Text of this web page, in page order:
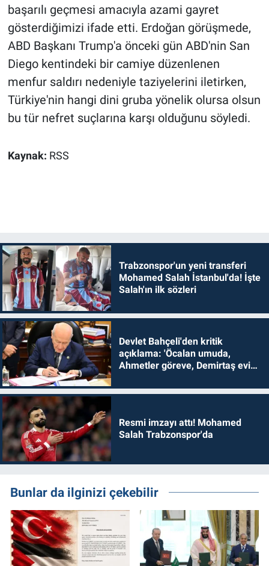
başarılı geçmesi amacıyla azami gayret
gösterdiğimizi ifade etti. Erdoğan görüşmede,
ABD Başkanı Trump'a önceki gün ABD'nin San
Diego kentindeki bir camiye düzenlenen
menfur saldırı nedeniyle taziyelerini iletirken,
Türkiye'nin hangi dini gruba yönelik olursa olsun
bu tür nefret suçlarına karşı olduğunu söyledi.
Kaynak: RSS
Trabzonspor'un yeni transferi
Mohamed Salah İstanbul'da! İşte
Salah'ın ilk sözleri
Devlet Bahçeli'den kritik
açıklama: 'Öcalan umuda,
Ahmetler göreve, Demirtaş evine
Resmi imzayı attı! Mohamed
Salah Trabzonspor'da
Bunlar da ilginizi çekebilir